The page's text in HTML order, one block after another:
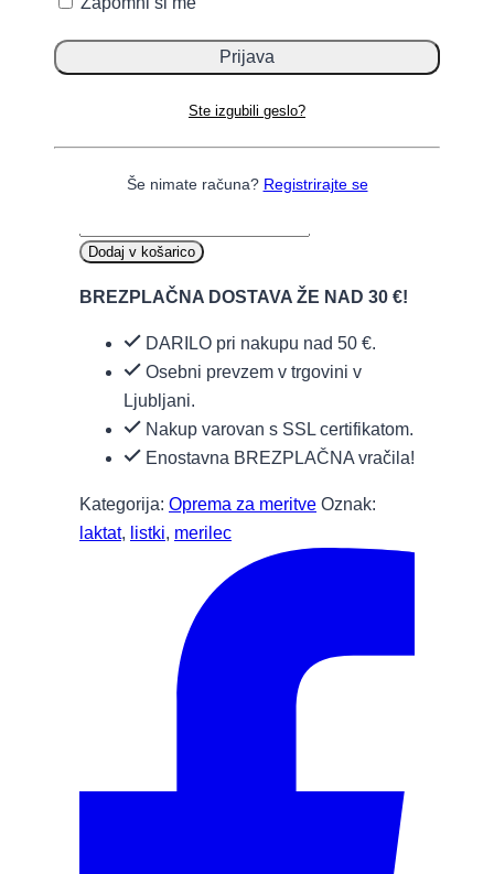
Laktatni lističi za merilec laktata
Lactate Plus za natančno meritev
krvnega laktata.
LACTATE PLUS laktatni lističi količina
Dodaj v košarico
BREZPLAČNA DOSTAVA ŽE NAD 30 €!
DARILO pri nakupu nad 50 €.
Osebni prevzem v trgovini v
Ljubljani.
Nakup varovan s SSL certifikatom.
Enostavna BREZPLAČNA vračila!
Kategorija: Oprema za meritve Oznak:
laktat, listki, merilec
Ste izgubili geslo?
Še nimate računa? Registrirajte se